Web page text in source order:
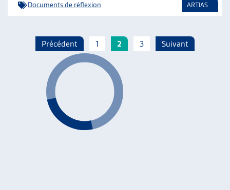
Documents de réflexion ARTIAS
Précédent 1 2 3 Suivant